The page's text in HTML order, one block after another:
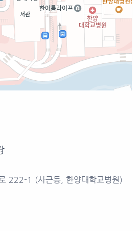
222-1 (사근동, 한양대학교병원)